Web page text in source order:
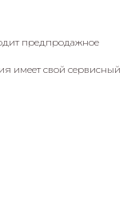
предпродажное
имеет свой сервисный